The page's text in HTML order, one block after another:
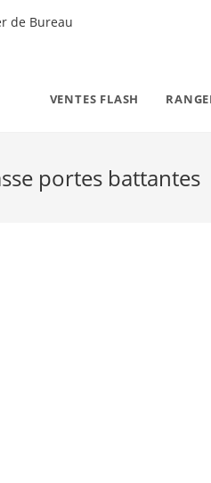
VENTES FLASH
portes battantes